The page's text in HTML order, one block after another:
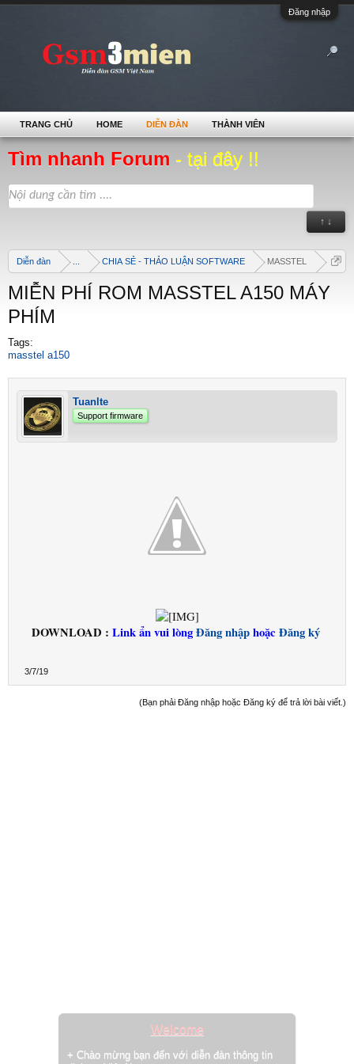
Đăng nhập
Tìm nhanh Forum - tại đây !!
↑ ↓
Diễn đàn CHIA SẺ - THẢO LUẬN SOFTWARE MASSTEL
Welcome
+ Chào mừng bạn đến với diễn đàn thông tin
MIỄN PHÍ ROM MASSTEL A150 MÁY
PHÍM
Tags:
masstel a150
Tuanlte
Support firmware
DOWNLOAD : Link ẩn vui lòngĐăng nhậphoặc Đăng ký
3/7/19
(Bạn phải Đăng nhập hoặc Đăng ký để trả lời bài viết.)
TRANG CHỦ HOME DIỄN ĐÀN THÀNH VIÊN